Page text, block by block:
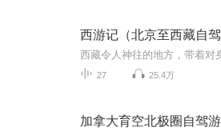
西游记（北京至西藏自驾
27 25.4万
加拿大育空北极圈自驾游